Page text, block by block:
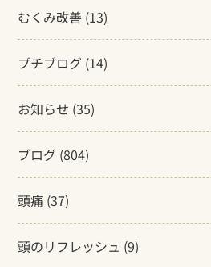
むくみ改善 (13)
プチブログ (14)
お知らせ (35)
ブログ (804)
頭痛 (37)
頭のリフレッシュ (9)